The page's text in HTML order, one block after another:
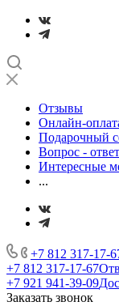
Отзывы
Онлайн-
Подарочный
Вопрос - ответ
Интересные
...
+7 812 317-17-
+7 812 317-17-67
+7 921 941-39-09
Заказать звонок